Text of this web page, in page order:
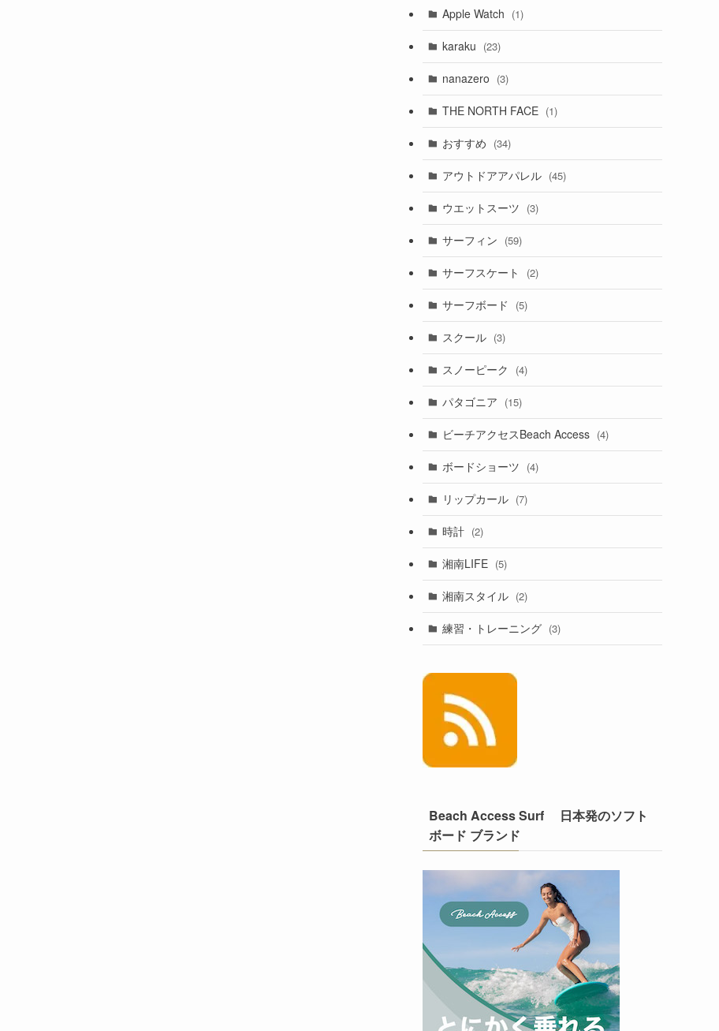
Apple Watch (1)
karaku (23)
nanazero (3)
THE NORTH FACE (1)
おすすめ (34)
アウトドアアパレル (45)
ウエットスーツ (3)
サーフィン (59)
サーフスケート (2)
サーフボード (5)
スクール (3)
スノーピーク (4)
パタゴニア (15)
ビーチアクセスBeach Access (4)
ボードショーツ (4)
リップカール (7)
時計 (2)
湘南LIFE (5)
湘南スタイル (2)
練習・トレーニング (3)
Beach Access Surf 日本発のソフト
ボード ブランド